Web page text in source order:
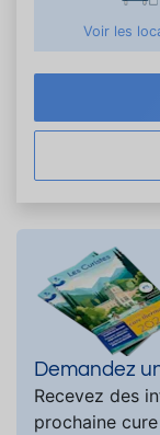
Voir les
Demandez
Recevez des
prochaine